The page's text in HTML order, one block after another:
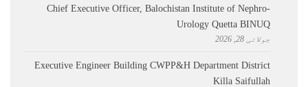
Chief Executive Officer, Balochistan Institute of Nephro-
Urology Quetta BINUQ
جولائی 28, 2026
Executive Engineer Building CWPP&H Department District
Killa Saifullah